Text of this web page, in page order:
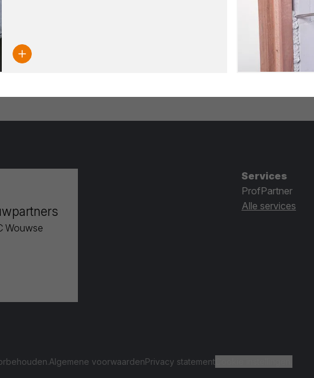
Wouwse
Services
ProfPartner
Alle services
Algemene voorwaardenPrivacy statement